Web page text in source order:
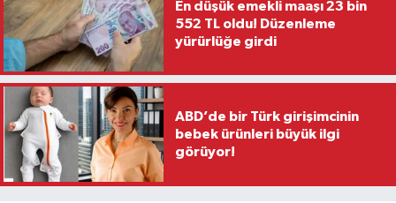
En düşük emekli maaşı 23 bin
552 TL oldu! Düzenleme
yürürlüğe girdi
ABD’de bir Türk girişimcinin
bebek ürünleri büyük ilgi
görüyor!